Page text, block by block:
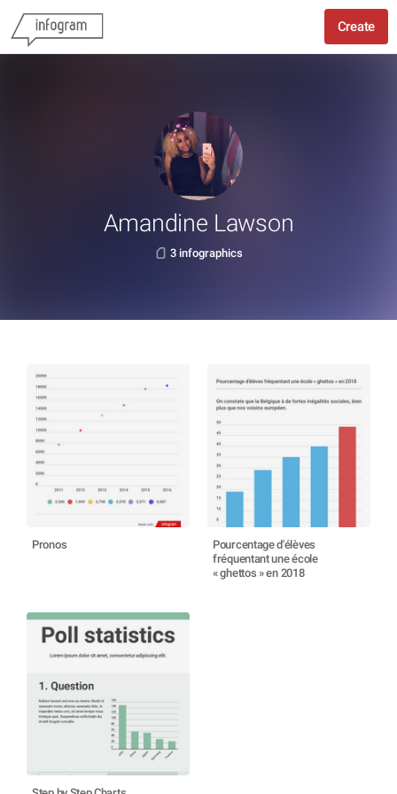
Create
Amandine Lawson
3 infographics
Pronos
Pourcentage d'élèves
fréquentant une école
« ghettos » en 2018